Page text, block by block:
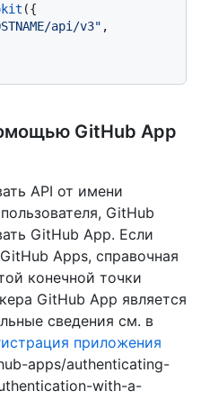
({
api/v3" ,
GitHub App
API от имени
GitHub
GitHub App. Если
Apps, справочная
конечной точки
GitHub App является
сведения см. в
приложения
apps/authenticating-
with-a-